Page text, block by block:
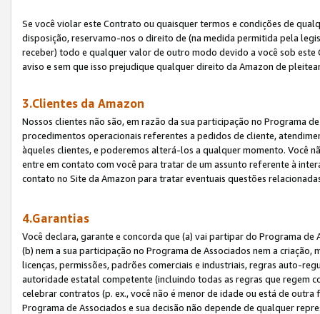
Se você violar este Contrato ou quaisquer termos e condições de
disposição, reservamo-nos o direito de (na medida permitida pela
receber) todo e qualquer valor de outro modo devido a você sob
aviso e sem que isso prejudique qualquer direito da Amazon de
3.Clientes da Amazon
Nossos clientes não são, em razão da sua participação no Programa
procedimentos operacionais referentes a pedidos de cliente,
àqueles clientes, e poderemos alterá-los a qualquer momento. Você
entre em contato com você para tratar de um assunto referente à
contato no Site da Amazon para tratar eventuais questões
4.Garantias
Você declara, garante e concorda que (a) vai partipar do Programa
(b) nem a sua participação no Programa de Associados nem a
licenças, permissões, padrões comerciais e industriais, regras auto-
autoridade estatal competente (incluindo todas as regras que regem
celebrar contratos (p. ex., você não é menor de idade ou está de
Programa de Associados e sua decisão não depende de qualquer